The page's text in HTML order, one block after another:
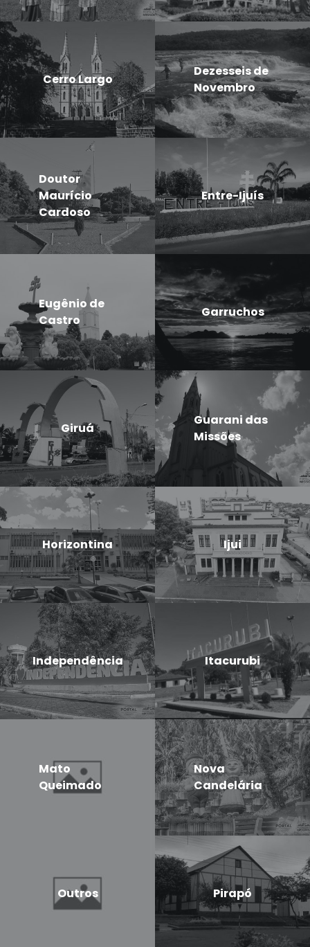
Cerro Largo
Dezesseis de
Novembro
Doutor
Maurício
Cardoso
Entre-Ijuís
Eugênio de
Castro
Garruchos
Giruá
Guarani das
Missões
Horizontina Ijui
Independência Itacurubi
Mato
Queimado
Nova
Candelária
Outros Pirapó